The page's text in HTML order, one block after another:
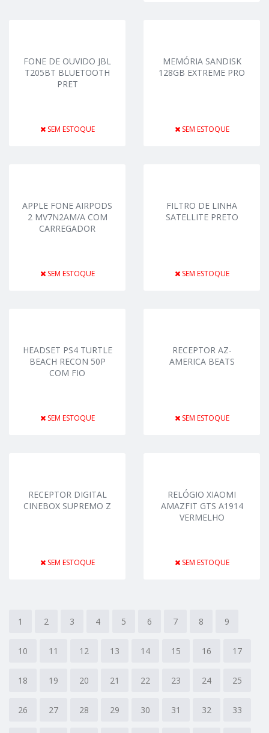
FONE DE OUVIDO JBL
T205BT BLUETOOTH
PRET
SEM ESTOQUE
MEMÓRIA SANDISK
128GB EXTREME PRO
SEM ESTOQUE
APPLE FONE AIRPODS
2 MV7N2AM/A COM
CARREGADOR
SEM ESTOQUE
FILTRO DE LINHA
SATELLITE PRETO
SEM ESTOQUE
HEADSET PS4 TURTLE
BEACH RECON 50P
COM FIO
SEM ESTOQUE
RECEPTOR AZ-
AMERICA BEATS
SEM ESTOQUE
RECEPTOR DIGITAL
CINEBOX SUPREMO Z
SEM ESTOQUE
RELÓGIO XIAOMI
AMAZFIT GTS A1914
VERMELHO
SEM ESTOQUE
1 2 3 4 5 6 7 8 9
10 11 12 13 14 15 16 17
18 19 20 21 22 23 24 25
26 27 28 29 30 31 32 33